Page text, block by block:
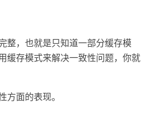
整，也就是只知道一部分缓存模
缓存模式来解决一致性问题，你就
面的表现。